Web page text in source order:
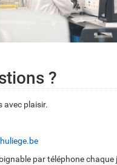
?
avec plaisir.
par téléphone chaque